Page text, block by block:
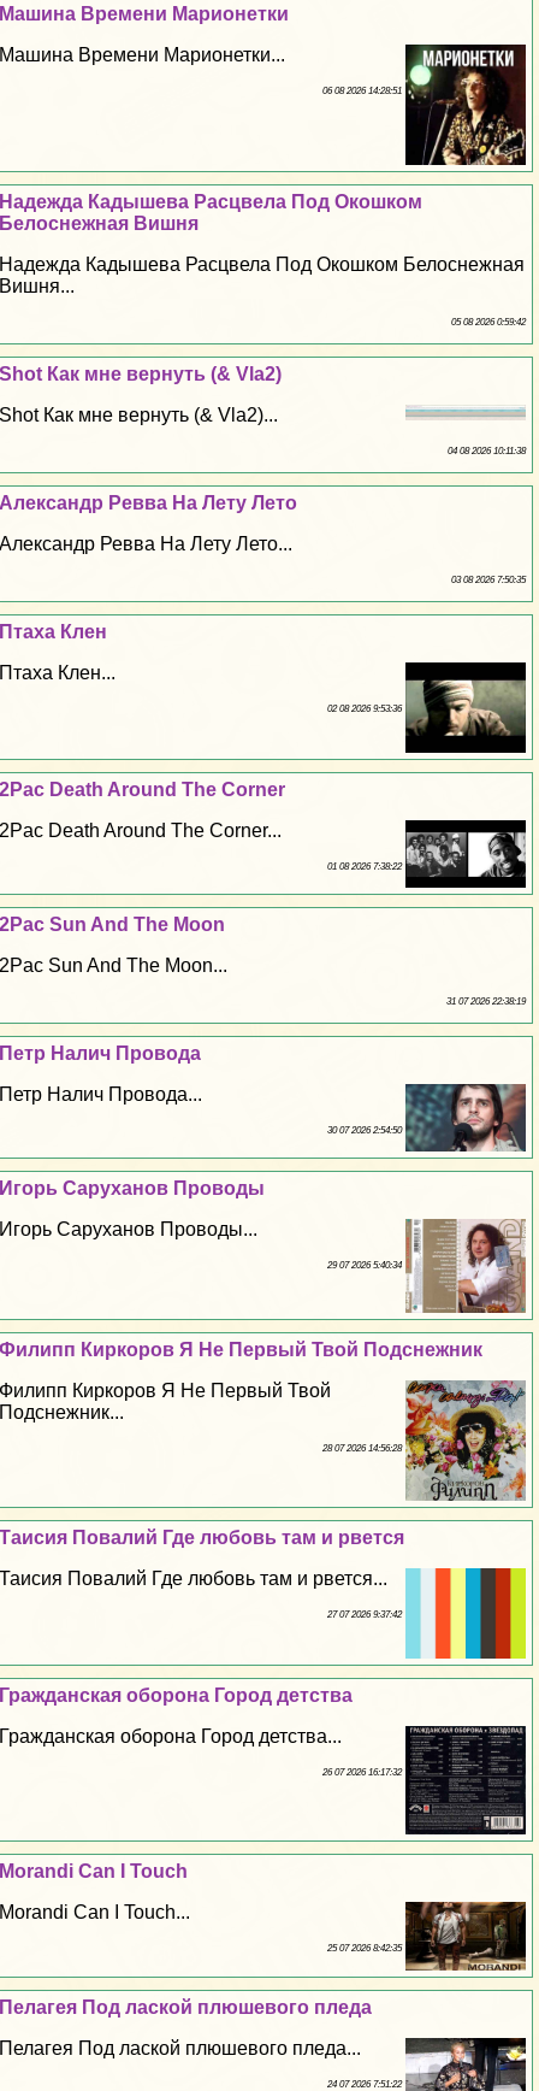
Машина Времени Марионетки
Машина Времени Марионетки...
06 08 2026 14:28:51
Надежда Кадышева Расцвела Под Окошком
Белоснежная Вишня
Надежда Кадышева Расцвела Под Окошком Белоснежная
Вишня...
05 08 2026 0:59:42
Shot Как мне вернуть (& Vla2)
Shot Как мне вернуть (& Vla2)...
04 08 2026 10:11:38
Александр Ревва На Лету Лето
Александр Ревва На Лету Лето...
03 08 2026 7:50:35
Птаха Клен
Птаха Клен...
02 08 2026 9:53:36
2Pac Death Around The Corner
2Pac Death Around The Corner...
01 08 2026 7:38:22
2Pac Sun And The Moon
2Pac Sun And The Moon...
31 07 2026 22:38:19
Петр Налич Провода
Петр Налич Провода...
30 07 2026 2:54:50
Игорь Саруханов Проводы
Игорь Саруханов Проводы...
29 07 2026 5:40:34
Филипп Киркоров Я Не Первый Твой Подснежник
Филипп Киркоров Я Не Первый Твой
Подснежник...
28 07 2026 14:56:28
Таисия Повалий Где любовь там и рвется
Таисия Повалий Где любовь там и рвется...
27 07 2026 9:37:42
Гражданская оборона Город детства
Гражданская оборона Город детства...
26 07 2026 16:17:32
Morandi Can I Touch
Morandi Can I Touch...
25 07 2026 8:42:35
Пелагея Под лаской плюшевого пледа
Пелагея Под лаской плюшевого пледа...
24 07 2026 7:51:22